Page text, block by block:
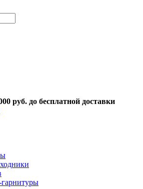
руб. до бесплатной доставки